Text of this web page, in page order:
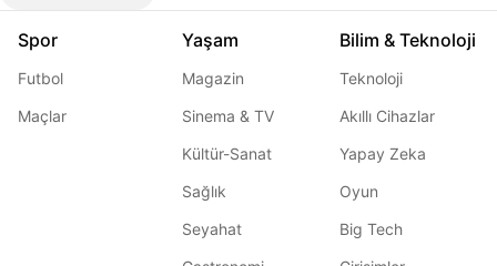
Spor
Futbol
Maçlar
Yaşam
Magazin
Sinema & TV
Kültür-Sanat
Sağlık
Seyahat
Bilim & Teknoloji
Teknoloji
Akıllı Cihazlar
Yapay Zeka
Oyun
Big Tech